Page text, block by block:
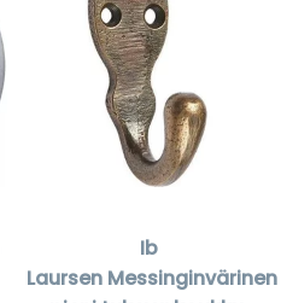
Ib
Laursen Messinginvärinen